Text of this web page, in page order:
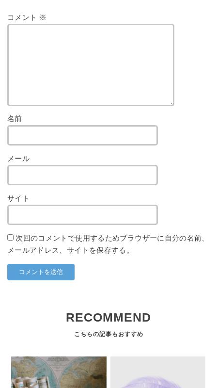
コメント ※
名前
メール
サイト
次回のコメントで使用するためブラウザーに自分の名前、
メールアドレス、サイトを保存する。
RECOMMEND